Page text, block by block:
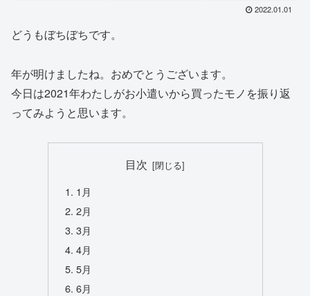
2022.01.01
どうもぼちぼちです。
年が明けましたね。おめでとうございます。
今日は2021年わたしがお小遣いから買ったモノを振り返
ってみようと思います。
目次
1月
2月
3月
4月
5月
6月